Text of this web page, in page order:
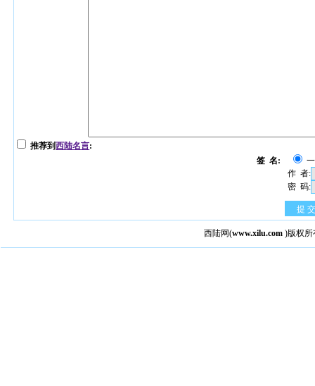
推荐到西陆名言:
签 名:
作 者:
密 码:
提 交
西陆网(www.xilu.com )版权